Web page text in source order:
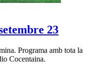
23
Programa amb tota la
Cocentaina.